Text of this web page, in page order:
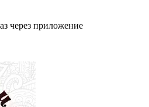
через приложение